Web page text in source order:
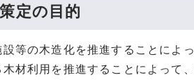
定の目的
設等の木造化を推進することによ
木材利用を推進することによって